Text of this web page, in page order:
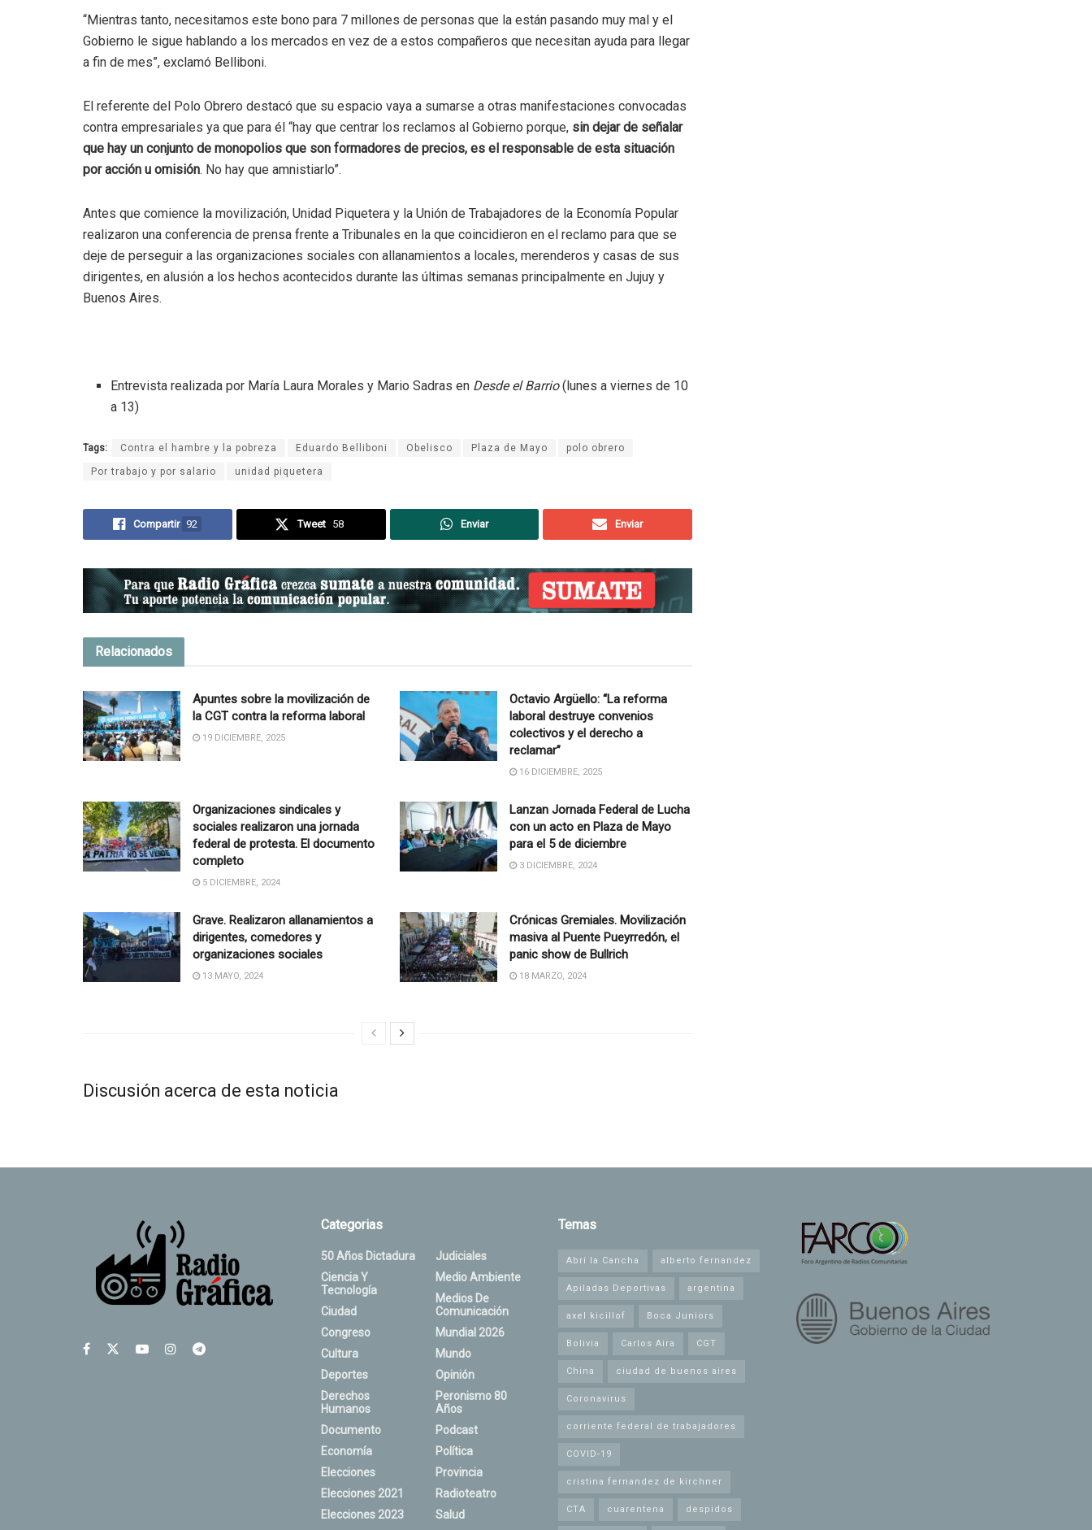
“Mientras tanto, necesitamos este bono para 7 millones de personas que la están pasando muy mal y el
Gobierno le sigue hablando a los mercados en vez de a estos compañeros que necesitan ayuda para llegar
a fin de mes”, exclamó Belliboni.
El referente del Polo Obrero destacó que su espacio vaya a sumarse a otras manifestaciones convocadas
contra empresariales ya que para él “hay que centrar los reclamos al Gobierno porque, sin dejar de señalar
que hay un conjunto de monopolios que son formadores de precios, es el responsable de esta situación
por acción u omisión. No hay que amnistiarlo”.
Antes que comience la movilización, Unidad Piquetera y la Unión de Trabajadores de la Economía Popular
realizaron una conferencia de prensa frente a Tribunales en la que coincidieron en el reclamo para que se
deje de perseguir a las organizaciones sociales con allanamientos a locales, merenderos y casas de sus
dirigentes, en alusión a los hechos acontecidos durante las últimas semanas principalmente en Jujuy y
Buenos Aires.
Entrevista realizada por María Laura Morales y Mario Sadras en Desde el Barrio(lunes a viernes de 10
a 13)
Tags: Contra el hambre y la pobreza Eduardo Belliboni Obelisco Plaza de Mayo polo obrero
Por trabajo y por salario unidad piquetera
Compartir 92 Tweet 58 Enviar Enviar
Relacionados
Apuntes sobre la movilización de
la CGT contra la reforma laboral
19 DICIEMBRE, 2025
Octavio Argüello: “La reforma
laboral destruye convenios
colectivos y el derecho a
reclamar”
16 DICIEMBRE, 2025
Organizaciones sindicales y
sociales realizaron una jornada
federal de protesta. El documento
completo
5 DICIEMBRE, 2024
Lanzan Jornada Federal de Lucha
con un acto en Plaza de Mayo
para el 5 de diciembre
3 DICIEMBRE, 2024
Grave. Realizaron allanamientos a
dirigentes, comedores y
organizaciones sociales
13 MAYO, 2024
Crónicas Gremiales. Movilización
masiva al Puente Pueyrredón, el
panic show de Bullrich
18 MARZO, 2024
Discusión acerca de esta noticia
Categorias
50 Años Dictadura
Ciencia Y
Tecnología
Ciudad
Congreso
Cultura
Deportes
Derechos
Humanos
Documento
Economía
Elecciones
Elecciones 2021
Elecciones 2023
Judiciales
Medio Ambiente
Medios De
Comunicación
Mundial 2026
Mundo
Opinión
Peronismo 80
Años
Podcast
Política
Provincia
Radioteatro
Salud
Temas
Abrí la Cancha alberto fernandez
Apiladas Deportivas argentina
axel kicillof Boca Juniors
Bolivia Carlos Aira CGT
China ciudad de buenos aires
Coronavirus
corriente federal de trabajadores
COVID-19
cristina fernandez de kirchner
CTA cuarentena despidos